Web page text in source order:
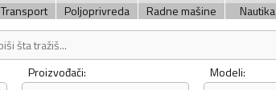
Transport Poljoprivreda Radne mašine Nautika
Proizvođači: Modeli: